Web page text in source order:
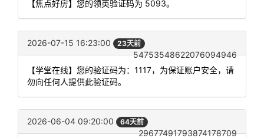
【焦点好房】您的领英验证码为 5093。
2026-07-15 16:23:00 23天前
54753548622076094946
【学堂在线】您的验证码为：1117，为保证账户安全，请
勿向任何人提供此验证码。
2026-06-04 09:20:00 64天前
29677491793874178709